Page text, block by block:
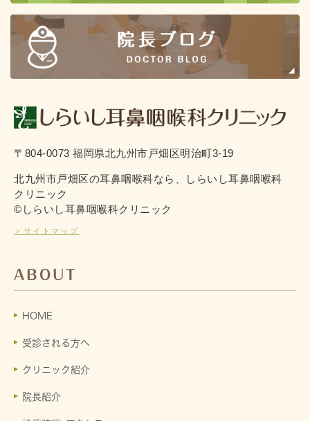
〒804-0073 福岡県北九州市戸畑区明治町3-19
北九州市戸畑区の耳鼻咽喉科なら、しらいし耳鼻咽喉科
クリニック
©しらいし耳鼻咽喉科クリニック
＞サイトマップ
ABOUT
HOME
受診される方へ
クリニック紹介
院長紹介